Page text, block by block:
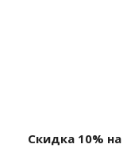
Скидка 10%